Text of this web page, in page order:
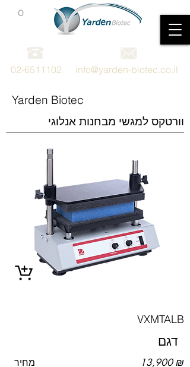
02-6511102 info@yarden-biotec.co.il
0
Yarden Biotec
וורטקס למגשי מבחנות אנלוגי
VXMTALB
דגם
מחיר 13,900 ₪